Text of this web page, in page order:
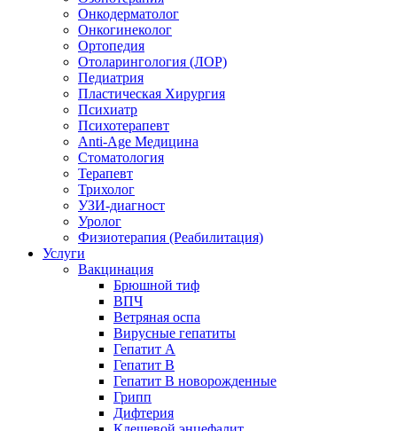
Онкодерматолог
Онкогинеколог
Ортопедия
Отоларингология (ЛОР)
Педиатрия
Пластическая Хирургия
Психиатр
Психотерапевт
Anti-Age Медицина
Стоматология
Терапевт
Трихолог
УЗИ-диагност
Уролог
Физиотерапия (Реабилитация)
Услуги
Вакцинация
Брюшной тиф
ВПЧ
Ветряная оспа
Вирусные гепатиты
Гепатит А
Гепатит B
Гепатит B новорожденные
Грипп
Дифтерия